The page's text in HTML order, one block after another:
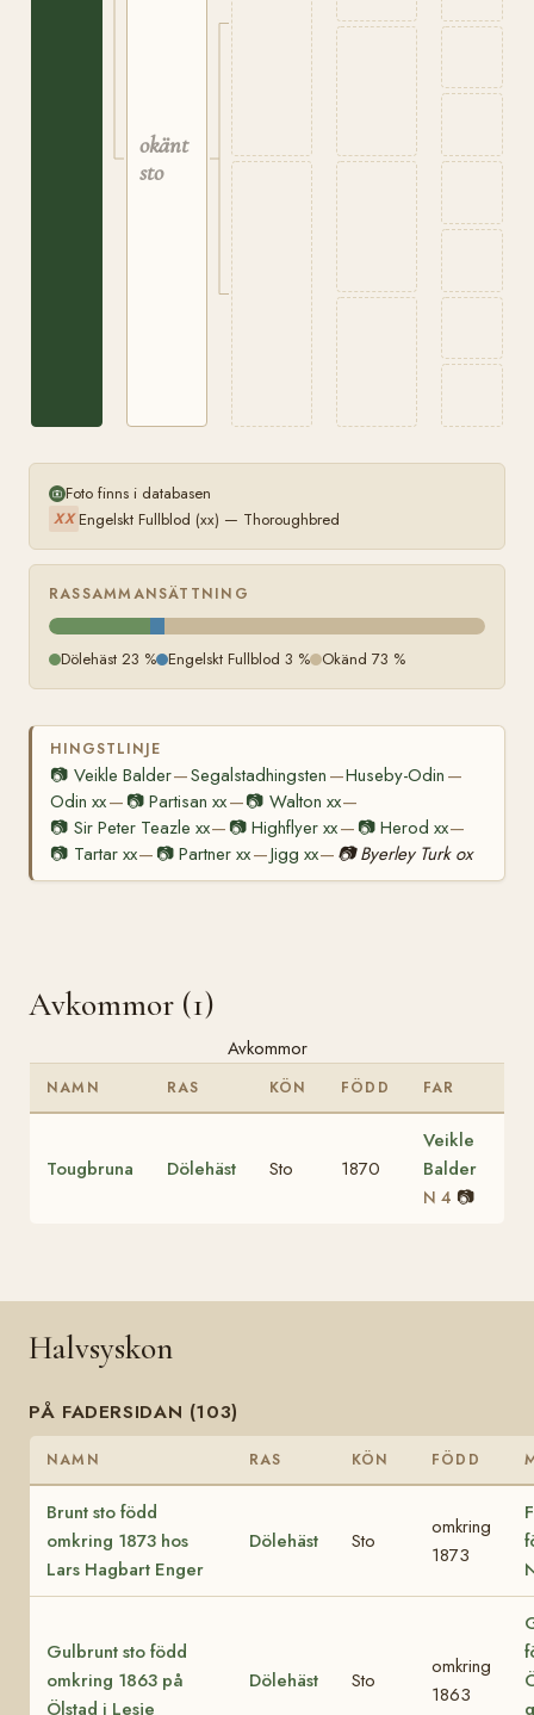
okänt
sto
Foto finns i databasen
XX Engelskt Fullblod (xx) — Thoroughbred
RASSAMMANSÄTTNING
Dölehäst 23 % Engelskt Fullblod 3 % Okänd 73 %
HINGSTLINJE
📷 Veikle Balder—Segalstadhingsten —Huseby-Odin —
Odin xx— 📷Partisan xx—📷 Walton xx—
📷 Sir Peter Teazle xx— 📷Highflyer xx— 📷 Herod xx—
📷 Tartar xx— 📷Partner xx—Jigg xx— 📷 Byerley Turk ox
Avkommor (1)
Avkommor
NAMN RAS KÖN FÖDD FAR
Tougbruna Dölehäst Sto 1870
Veikle
Balder
N 4 📷
Halvsyskon
PÅ FADERSIDAN (103)
NAMN RAS KÖN FÖDD
Brunt sto född
omkring 1873 hos
Lars Hagbart Enger
Dölehäst Sto
omkring
1873
Gulbrunt sto född
omkring 1863 på
Ölstad i Lesje
Dölehäst Sto
omkring
1863